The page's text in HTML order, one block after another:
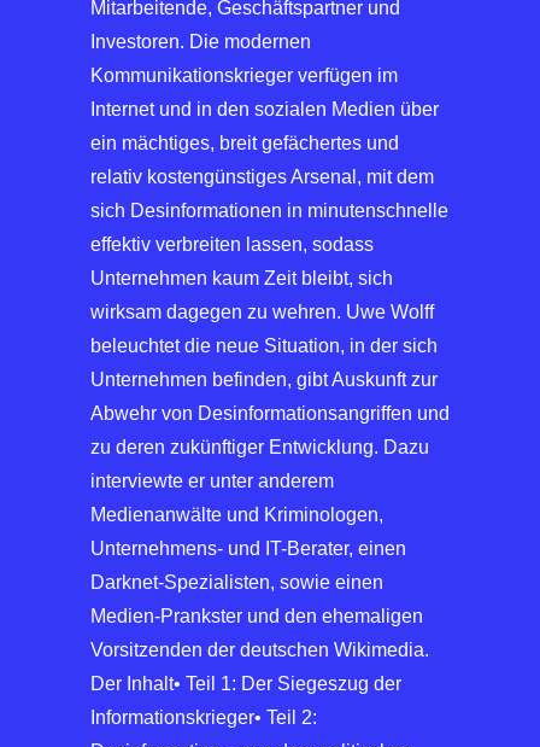
Mitarbeitende, Geschäftspartner und
Investoren. Die modernen
Kommunikationskrieger verfügen im
Internet und in den sozialen Medien über
ein mächtiges, breit gefächertes und
relativ kostengünstiges Arsenal, mit dem
sich Desinformationen in minutenschnelle
effektiv verbreiten lassen, sodass
Unternehmen kaum Zeit bleibt, sich
wirksam dagegen zu wehren. Uwe Wolff
beleuchtet die neue Situation, in der sich
Unternehmen befinden, gibt Auskunft zur
Abwehr von Desinformationsangriffen und
zu deren zukünftiger Entwicklung. Dazu
interviewte er unter anderem
Medienanwälte und Kriminologen,
Unternehmens- und IT-Berater, einen
Darknet-Spezialisten, sowie einen
Medien-Prankster und den ehemaligen
Vorsitzenden der deutschen Wikimedia.
Der Inhalt• Teil 1: Der Siegeszug der
Informationskrieger• Teil 2: